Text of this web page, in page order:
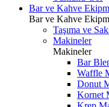
Bar ve Kahve
Bar ve Kahve
Taşıma ve
Makineler
Makineler
Bar
Waffle
Donut
Kornet